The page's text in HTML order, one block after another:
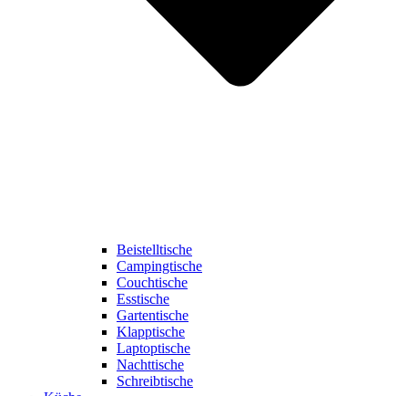
Beistelltische
Campingtische
Couchtische
Esstische
Gartentische
Klapptische
Laptoptische
Nachttische
Schreibtische